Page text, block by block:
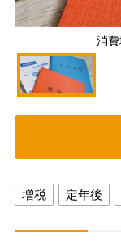
消
増税 定年後